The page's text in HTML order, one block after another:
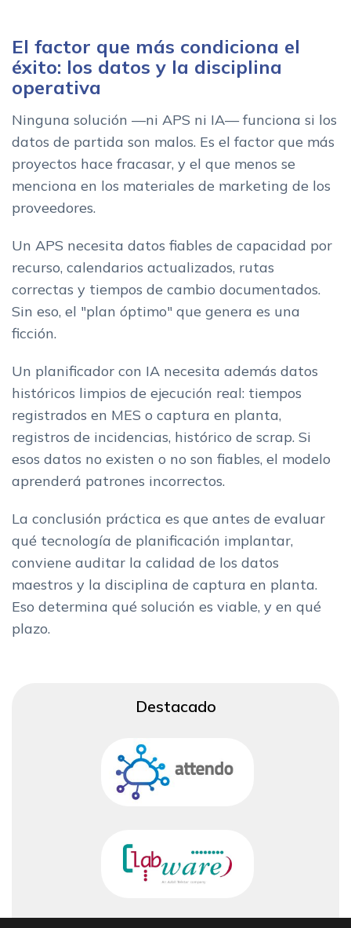
El factor que más condiciona el
éxito: los datos y la disciplina
operativa
Ninguna solución —ni APS ni IA— funciona si los
datos de partida son malos. Es el factor que más
proyectos hace fracasar, y el que menos se
menciona en los materiales de marketing de los
proveedores.
Un APS necesita datos fiables de capacidad por
recurso, calendarios actualizados, rutas
correctas y tiempos de cambio documentados.
Sin eso, el "plan óptimo" que genera es una
ficción.
Un planificador con IA necesita además datos
históricos limpios de ejecución real: tiempos
registrados en MES o captura en planta,
registros de incidencias, histórico de scrap. Si
esos datos no existen o no son fiables, el modelo
aprenderá patrones incorrectos.
La conclusión práctica es que antes de evaluar
qué tecnología de planificación implantar,
conviene auditar la calidad de los datos
maestros y la disciplina de captura en planta.
Eso determina qué solución es viable, y en qué
plazo.
Destacado